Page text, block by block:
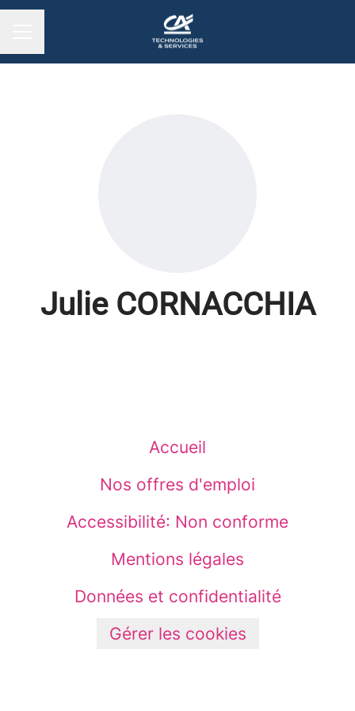
Julie CORNACCHIA
Accueil
Nos offres d'emploi
Accessibilité: Non conforme
Mentions légales
Données et confidentialité
Gérer les cookies